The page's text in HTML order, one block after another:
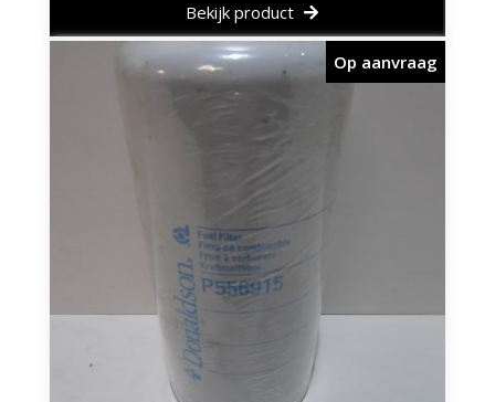
Bekijk product
Op aanvraag